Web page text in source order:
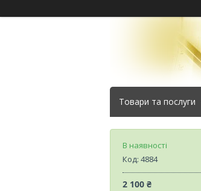
Товари та послуги
В наявності
Код: 4884
2 100 ₴